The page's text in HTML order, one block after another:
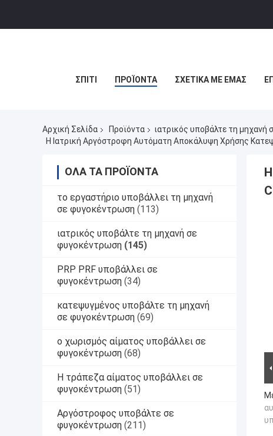
ΣΠΊΤΙ ΠΡΟΪΌΝΤΑ ΣΧΕΤΙΚΆ ΜΕ ΕΜΆΣ
Αρχική Σελίδα Προϊόντα
ιατρικός υποβάλτε τη μηχανή
Η Ιατρική Αργόστροφη Αυτόματη Αποκάλυψη Χρήσης
ΌΛΑ ΤΑ ΠΡΟΪΌΝΤΑ
το εργαστήριο υποβάλλει τη μηχανή
σε φυγοκέντρωση (113)
ιατρικός υποβάλτε τη μηχανή σε
φυγοκέντρωση (145)
PRP PRF υποβάλλει σε
φυγοκέντρωση (34)
κατεψυγμένος υποβάλτε τη μηχανή
σε φυγοκέντρωση (69)
ο χωρισμός αίματος υποβάλλει σε
φυγοκέντρωση (68)
Η τράπεζα αίματος υποβάλλει σε
φυγοκέντρωση (51)
Αργόστροφος υποβάλτε σε
φυγοκέντρωση (211)